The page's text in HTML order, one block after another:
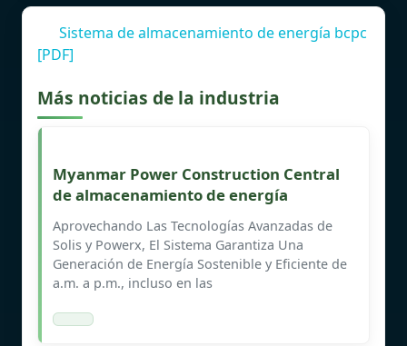
Sistema de almacenamiento de energía bcpc
[PDF]
Más noticias de la industria
Myanmar Power Construction Central
de almacenamiento de energía
Aprovechando Las Tecnologías Avanzadas de
Solis y Powerx, El Sistema Garantiza Una
Generación de Energía Sostenible y Eficiente de
a.m. a p.m., incluso en las